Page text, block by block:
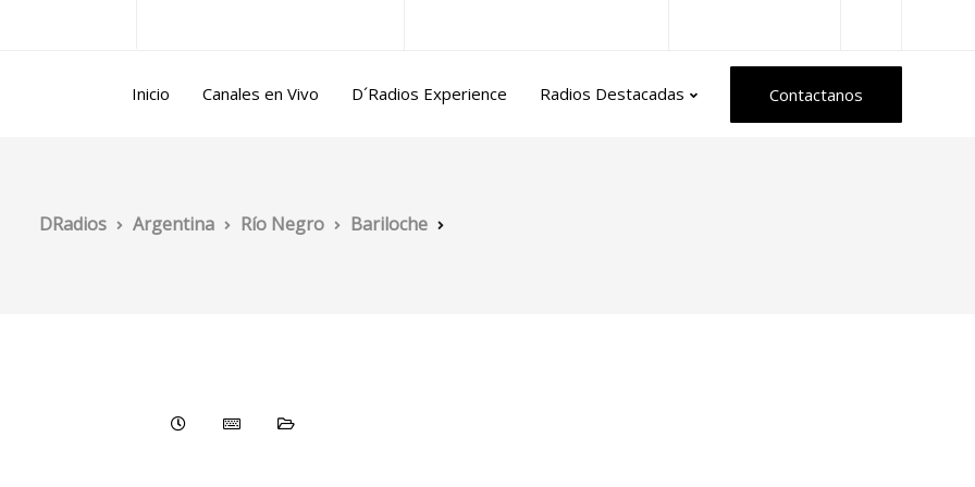
Inicio Canales en Vivo D´Radios Experience Radios Destacadas Contactanos
DRadios Argentina Río Negro Bariloche